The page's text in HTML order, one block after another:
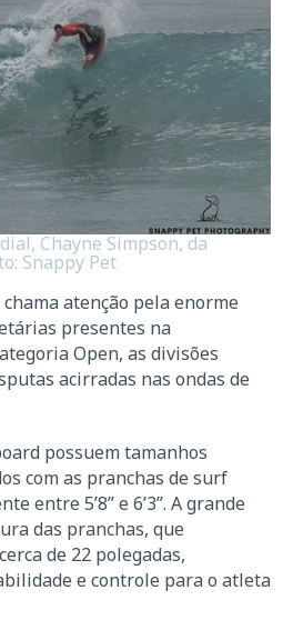
Chayne Simpson, da
Snappy Pet
atenção pela enorme
presentes na
Open, as divisões
acirradas nas ondas de
possuem tamanhos
com as pranchas de surf
entre 5’8” e 6’3”. A grande
das pranchas, que
de 22 polegadas,
e controle para o atleta